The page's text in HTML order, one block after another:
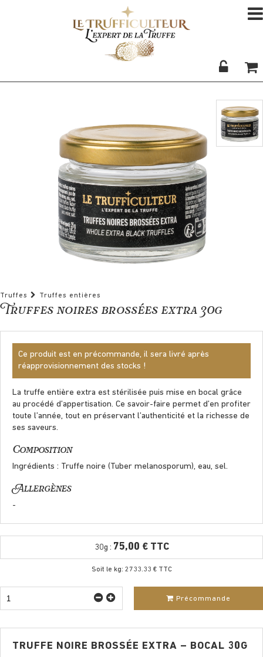
Truffes Truffes entières
Truffes noires brossées extra 30g
Ce produit est en précommande, il sera livré après
réapprovisionnement des stocks !
La truffe entière extra est stérilisée puis mise en bocal grâce
au procédé d’appertisation. Ce savoir-faire permet d’en profiter
toute l’année, tout en préservant l’authenticité et la richesse de
ses saveurs.
Composition
Ingrédients : Truffe noire (Tuber melanosporum), eau, sel.
Allergènes
-
30g : 75,00 € TTC
Soit le kg: 2733.33 € TTC
Précommande
TRUFFE NOIRE BROSSÉE EXTRA – BOCAL 30G